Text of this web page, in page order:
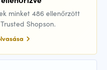
minket 486 ellenőrzött
Shopson.